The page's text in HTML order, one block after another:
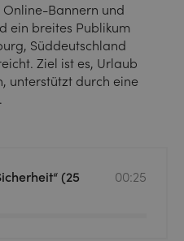
Bannern und
ein breites Publikum
Süddeutschland
Ziel ist es, Urlaub
unterstützt durch eine
(25
00:25